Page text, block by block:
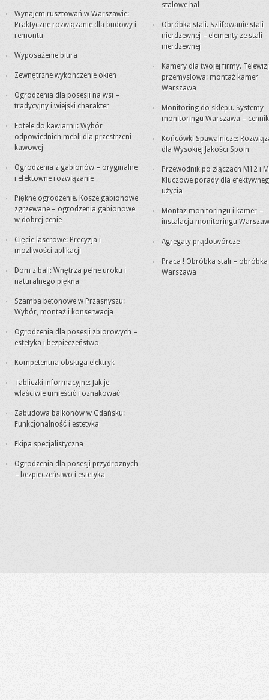
Wynajem rusztowań w Warszawie:
Praktyczne rozwiązanie dla budowy i
remontu
Wyposażenie biura
Zewnętrzne wykończenie okien
Ogrodzenia dla posesji na wsi –
tradycyjny i wiejski charakter
Fotele do kawiarnii: Wybór
odpowiednich mebli dla przestrzeni
kawowej
Ogrodzenia z gabionów – oryginalne
i efektowne rozwiązanie
Piękne ogrodzenie. Kosze gabionowe
zgrzewane – ogrodzenia gabionowe
w dobrej cenie
Cięcie laserowe: Precyzja i
możliwości aplikacji
Dom z bali: Wnętrza pełne uroku i
naturalnego piękna
Szamba betonowe w Przasnyszu:
Wybór, montaż i konserwacja
Ogrodzenia dla posesji zbiorowych –
estetyka i bezpieczeństwo
Kompetentna obsługa elektryk
Tabliczki informacyjne: Jak je
właściwie umieścić i oznakować
Zabudowa balkonów w Gdańsku:
Funkcjonalność i estetyka
Ekipa specjalistyczna
Ogrodzenia dla posesji przydrożnych
– bezpieczeństwo i estetyka
stalowe hal
Obróbka stali. Szlifowanie stali
nierdzewnej – elementy ze stali
nierdzewnej
Kamery dla twojej firmy.
przemysłowa: montaż kamer
Warszawa
Monitoring do sklepu. Systemy
monitoringu Warszawa – cennik
Końcówki Spawalnicze:
dla Wysokiej Jakości Spoin
Przewodnik po złączach M12 i
Kluczowe porady dla
użycia
Montaż monitoringu i kamer –
instalacja monitoringu
Agregaty prądotwórcze
Praca ! Obróbka stali – obróbka
Warszawa